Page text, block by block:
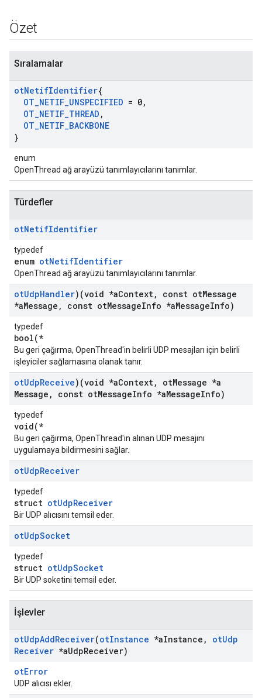
Özet
Sıralamalar
otNetifIdentifier{
OT_NETIF_UNSPECIFIED = 0,
OT_NETIF_THREAD ,
OT_NETIF_BACKBONE
}
enum
OpenThread ağ arayüzü tanımlayıcılarını tanımlar.
Türdefler
otNetifIdentifier
typedef
enum otNetifIdentifier
OpenThread ağ arayüzü tanımlayıcılarını tanımlar.
otUdpHandler)(void *aContext, const otMessage
*aMessage , const otMessageInfo *aMessageInfo)
typedef
bool(*
Bu geri çağırma, OpenThread'in belirli UDP mesajları için belirli
işleyiciler sağlamasına olanak tanır.
otUdpReceive)(void *aContext, otMessage *a
Message , const otMessageInfo *aMessageInfo)
typedef
void(*
Bu geri çağırma, OpenThread'in alınan UDP mesajını
uygulamaya bildirmesini sağlar.
otUdpReceiver
typedef
struct otUdpReceiver
Bir UDP alıcısını temsil eder.
otUdpSocket
typedef
struct otUdpSocket
Bir UDP soketini temsil eder.
İşlevler
otUdpAddReceiver(otInstance *aInstance , otUdp
Receiver *aUdpReceiver)
otError
UDP alıcısı ekler.